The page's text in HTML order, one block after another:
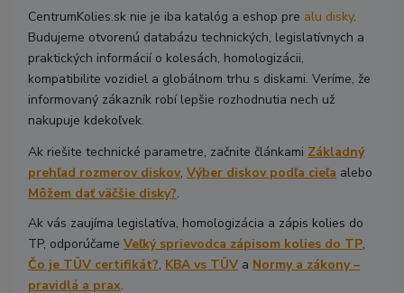
CentrumKolies.sk nie je iba katalóg a eshop pre alu disky.
Budujeme otvorenú databázu technických, legislatívnych a
praktických informácií o kolesách, homologizácii,
kompatibilite vozidiel a globálnom trhu s diskami. Veríme, že
informovaný zákazník robí lepšie rozhodnutia nech už
nakupuje kdekoľvek.
Ak riešite technické parametre, začnite článkami Základný
prehľad rozmerov diskov,Výber diskov podľa cieľa alebo
Môžem dať väčšie disky?.
Ak vás zaujíma legislatíva, homologizácia a zápis kolies do
TP, odporúčameVeľký sprievodca zápisom kolies do TP,
Čo je TÜV certifikát?, KBA vs TÜV a Normy a zákony –
pravidlá a prax.